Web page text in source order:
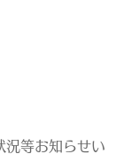
等お知らせい